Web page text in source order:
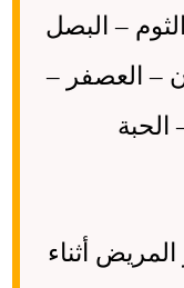
– البصل
– العصفر –
الحبة
أثناء